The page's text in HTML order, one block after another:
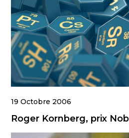
19 Octobre 2006
Roger Kornberg, prix